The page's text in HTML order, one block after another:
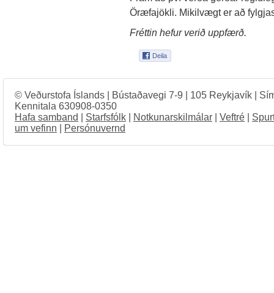
Öræfajökli. Mikilvægt er að
Fréttin hefur verið uppfærð.
© Veðurstofa Íslands | Bústaðavegi 7-9 | 105 Reykjavík |
Kennitala 630908-0350
Hafa samband
Starfsfólk Notkunarskilmálar Veftré
um vefinn
Persónuvernd